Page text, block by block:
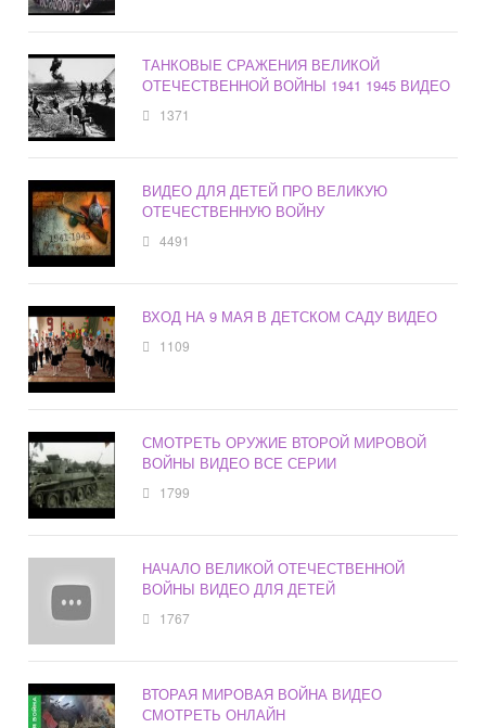
ТАНКОВЫЕ СРАЖЕНИЯ ВЕЛИКОЙ
ОТЕЧЕСТВЕННОЙ ВОЙНЫ 1941 1945 ВИДЕО
1371
ВИДЕО ДЛЯ ДЕТЕЙ ПРО ВЕЛИКУЮ
ОТЕЧЕСТВЕННУЮ ВОЙНУ
4491
ВХОД НА 9 МАЯ В ДЕТСКОМ САДУ ВИДЕО
1109
СМОТРЕТЬ ОРУЖИЕ ВТОРОЙ МИРОВОЙ
ВОЙНЫ ВИДЕО ВСЕ СЕРИИ
1799
НАЧАЛО ВЕЛИКОЙ ОТЕЧЕСТВЕННОЙ
ВОЙНЫ ВИДЕО ДЛЯ ДЕТЕЙ
1767
ВТОРАЯ МИРОВАЯ ВОЙНА ВИДЕО
СМОТРЕТЬ ОНЛАЙН